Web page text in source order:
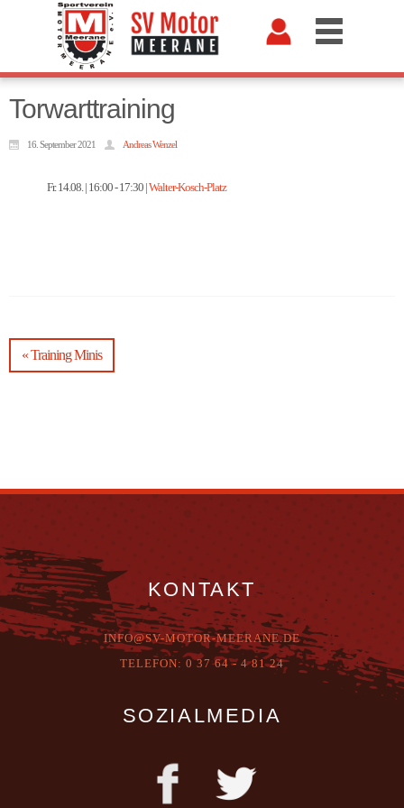
Torwarttraining
16. September 2021 Andreas Wenzel
Fr. 14.08. | 16:00-17:30 |Walter-Kosch-Platz
« Training Minis
KONTAKT
INFO@SV-MOTOR-MEERANE.DE
TELEFON: 0 37 64 - 4 81 24
SOZIALMEDIA